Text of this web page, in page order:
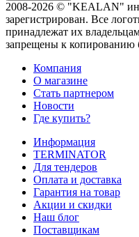
2008-2026 © "KEALAN"
зарегистрирован. Все
принадлежат их
запрещены к копированию
Компания
О магазине
Стать партнером
Новости
Где купить?
Информация
TERMINATOR
Для тендеров
Оплата и доставка
Гарантия на товар
Акции и скидки
Наш блог
Поставщикам